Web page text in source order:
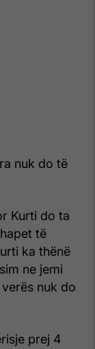
nuk do të
Kurti do ta
të
ka thënë
ne jemi
nuk do
prej 4